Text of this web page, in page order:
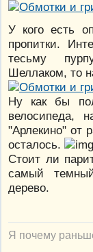
У кого есть
пропитки.
тесьму
Шеллаком, то
Ну как бы
велосипеда,
"Арлекино" от
осталось.
Стоит ли
самый
дерево.
Я почему